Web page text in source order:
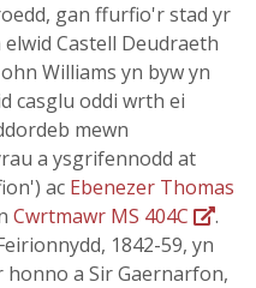
gan ffurfio'r stad yr
Castell Deudraeth
Williams yn byw yn
casglu oddi wrth ei
mewn
a ysgrifennodd at
ac Ebenezer Thomas
Cwrtmawr MS 404C
.
1842-59, yn
a Sir Gaernarfon,